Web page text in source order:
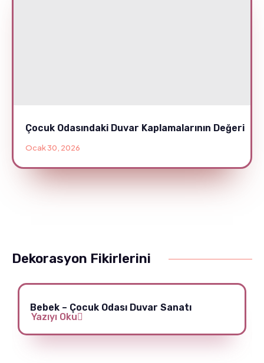
Çocuk Odasındaki Duvar Kaplamalarının Değeri
Ocak 30, 2026
Dekorasyon Fikirlerini
Bebek – Çocuk Odası Duvar Sanatı
Yazıyı Oku